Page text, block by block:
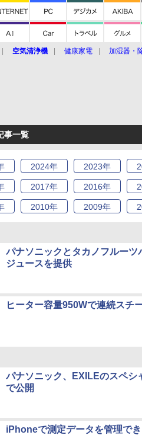
空気清浄機 健康家電 加湿器・
事一覧
2024年 2023年
2017年 2016年
2010年 2009年
パナソニックとタカノフルー
ジュースを提供
ヒーター容量950Wで連続スチ
パナソニック、EXILEのスペシ
で公開
iPhoneで測定データを管理で